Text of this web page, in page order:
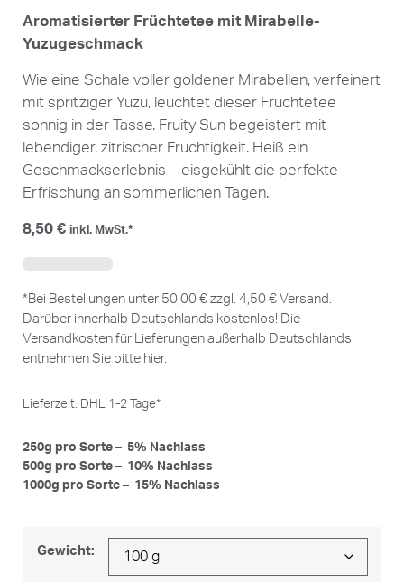
Aromatisierter Früchtetee mit Mirabelle-
Yuzugeschmack
Wie eine Schale voller goldener Mirabellen, verfeinert
mit spritziger Yuzu, leuchtet dieser Früchtetee
sonnig in der Tasse. Fruity Sun begeistert mit
lebendiger, zitrischer Fruchtigkeit. Heiß ein
Geschmackserlebnis – eisgekühlt die perfekte
Erfrischung an sommerlichen Tagen.
8,50 € inkl. MwSt.*
*Bei Bestellungen unter 50,00 € zzgl. 4,50 € Versand.
Darüber innerhalb Deutschlands kostenlos! Die
Versandkosten für Lieferungen außerhalb Deutschlands
entnehmen Sie bitte hier.
Lieferzeit: DHL 1-2 Tage*
250g pro Sorte – 5% Nachlass
500g pro Sorte – 10% Nachlass
1000g pro Sorte – 15% Nachlass
Gewicht: